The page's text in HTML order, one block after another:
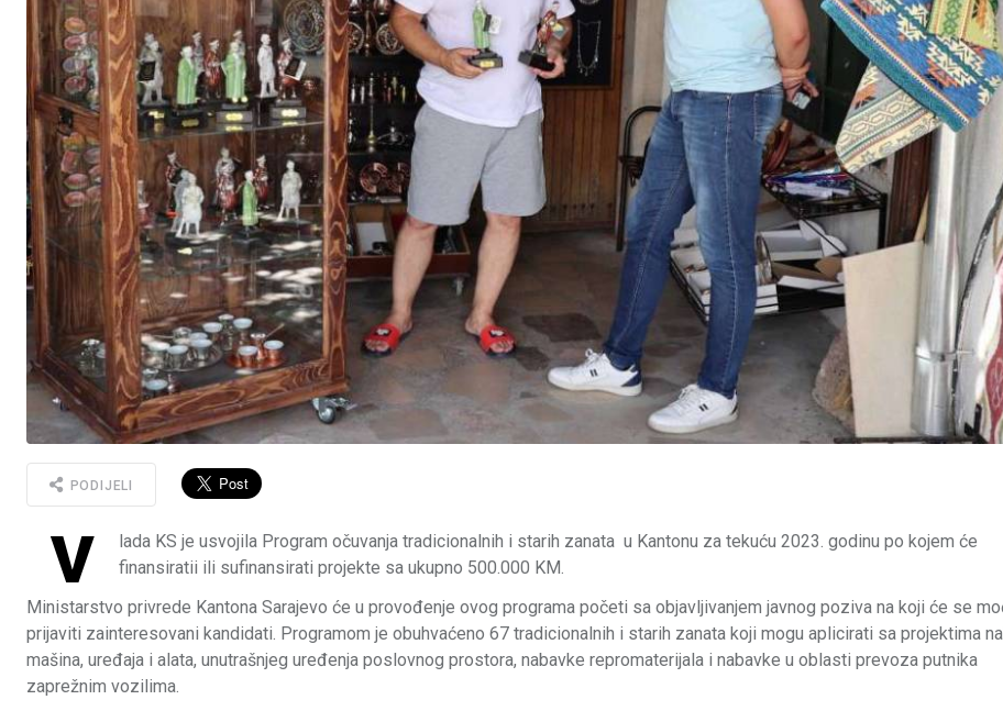
PODIJELI
V
lada KS je usvojila Program očuvanja tradicionalnih i starih zanata u Kantonu za tekuću 2023. godinu po kojem će
finansiratii ili sufinansirati projekte sa ukupno 500.000 KM.
Ministarstvo privrede Kantona Sarajevo će u provođenje ovog programa početi sa objavljivanjem javnog poziva na koji će se
prijaviti zainteresovani kandidati. Programom je obuhvaćeno 67 tradicionalnih i starih zanata koji mogu aplicirati sa projektima
mašina, uređaja i alata, unutrašnjeg uređenja poslovnog prostora, nabavke repromaterijala i nabavke u oblasti prevoza putnika
zaprežnim vozilima.